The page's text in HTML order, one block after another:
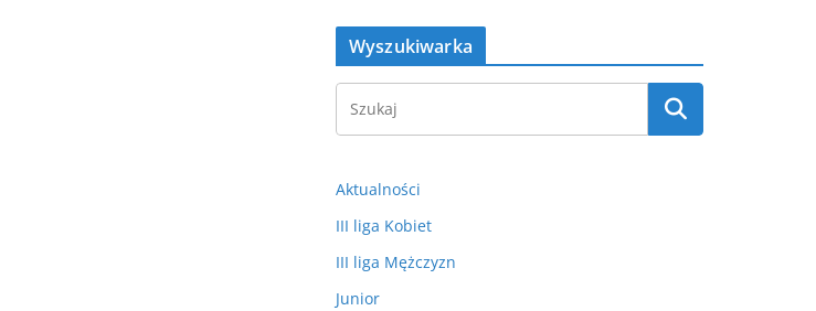
Wyszukiwarka
Aktualności
III liga Kobiet
III liga Mężczyzn
Junior